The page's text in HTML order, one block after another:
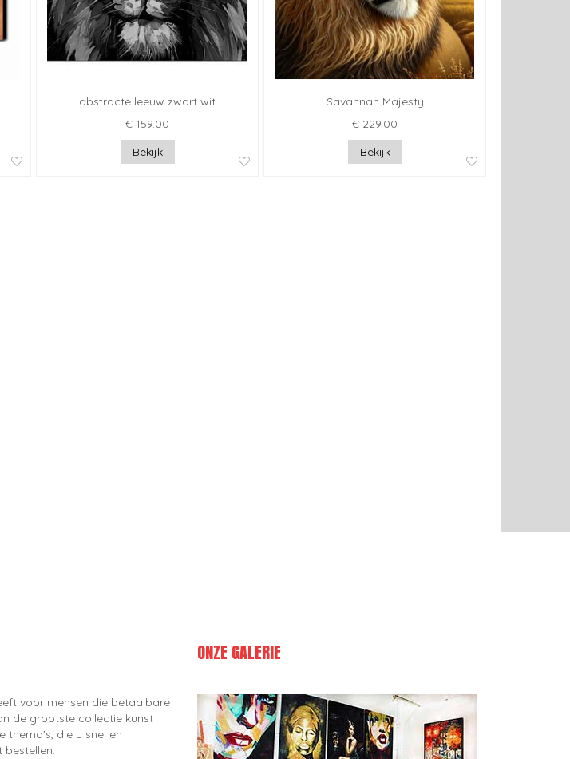
abstracte leeuw zwart wit
€ 159.00
Bekijk
Savannah Majesty
€ 229.00
Bekijk
voor mensen die betaalbare
de grootste collectie kunst
thema's, die u snel en
bestellen.
ONZE GALERIE